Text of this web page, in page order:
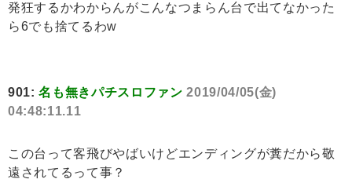
発狂するかわからんがこんなつまらん台で出てなかった
ら6でも捨てるわw
901:名も無きパチスロファン 2019/04/05(金)
04:48:11.11
この台って客飛びやばいけどエンディングが糞だから敬
遠されてるって事？